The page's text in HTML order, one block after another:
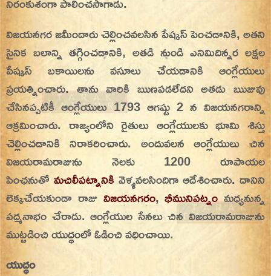
విజయనగర జమీందారు చెల్లించవలసిన పేష్కస్ పెంచడానికి, అతని
సైనిక బలాన్ని తగ్గించడానికి, అతడి నుండి ఎనిమిదిన్నర లక్షల
పేష్కస్ బకాయిలను వసూలు చేయడానికి ఆంగ్లేయులు
ప్రయత్నించారు. తాను వారికి ఋణపడలేదని అతడు ఋజువు
చేసినప్పటికీ ఆంగ్లేయులు 1793 ఆగష్టు 2 న విజయనగరాన్ని
ఆక్రమించారు. రాజ్యంలోని రైతులు ఆంగ్లేయులకు భూమి శిస్తు
చెల్లించడానికి నిరాకరించారు. అందువలన ఆంగ్లేయులు చిన
విజయరామరాజును నెలకు 1200 రూపాయల
పింఛనుతోమచిలీపట్నానికివెళ్ళవలసిందిగా ఆదేశించారు. దానిని
లెక్కచేయకుండా రాజు విజయనగరం,భీమునిపట్నంమధ్యనున్న
పద్మనాభం చేరాడు. ఆంగ్లేయుల సేనలు చిన విజయరామరాజును
ముట్టడించి యుద్ధంలో ఓడించి వధించాయి.
యుద్ధం